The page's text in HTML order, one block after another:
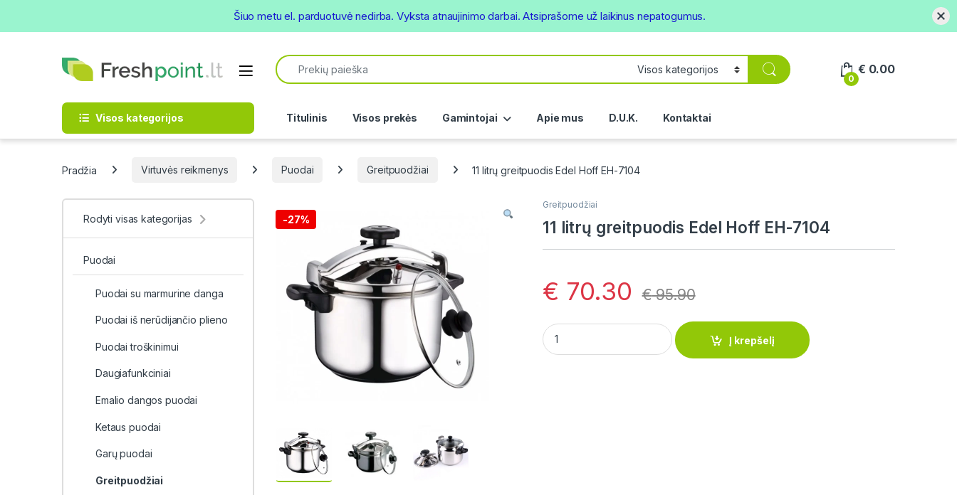
Open
Search for:
0
€ 0.00
Visos kategorijos Titulinis Visos prekės Gamintojai Apie mus D.U.K. Kontaktai
Pradžia Virtuvės reikmenys Puodai Greitpuodžiai 11 litrų greitpuodis Edel Hoff EH-7104
-27%
Greitpuodžiai
11 litrų greitpuodis Edel Hoff EH-7104
€ 70.30 €95.90
11 litrų greitpuodis Edel Hoff EH-7104 quantity
Į krepšelį
Rodyti visas kategorijas
Puodai
Puodai su marmurine danga
Puodai iš nerūdijančio plieno
Puodai troškinimui
Daugiafunkciniai
Emalio dangos puodai
Ketaus puodai
Garų puodai
Greitpuodžiai
Šiuo metu el. parduotuvė nedirba. Vyksta atnaujinimo darbai. Atsiprašome už laikinus nepatogumus.